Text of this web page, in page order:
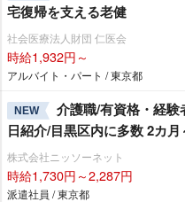
宅復帰を支える老健
社会医療法人財団 仁医会
時給1,932円～
アルバイト・パート / 東京都
NEW
介護職/有資格・経
日紹介/目黒区内に多数 2カ月
株式会社ニッソーネット
時給1,730円～2,287円
派遣社員 / 東京都